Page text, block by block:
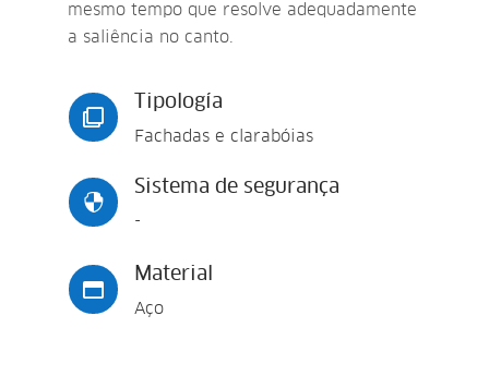
mesmo tempo que resolve adequadamente
a saliência no canto.

Tipología
Fachadas e clarabóias

Sistema de segurança
-

Material
Aço